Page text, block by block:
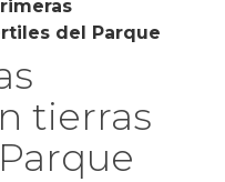
del Parque
tierras